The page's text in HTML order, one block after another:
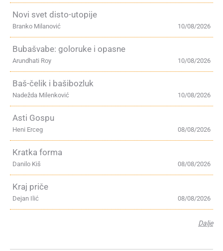
Novi svet disto-utopije
10/08/2026
Branko Milanović
Bubašvabe: goloruke i opasne
10/08/2026
Arundhati Roy
Baš-čelik i bašibozluk
10/08/2026
Nadežda Milenković
Asti Gospu
08/08/2026
Heni Erceg
Kratka forma
08/08/2026
Danilo Kiš
Kraj priče
08/08/2026
Dejan Ilić
Dalje